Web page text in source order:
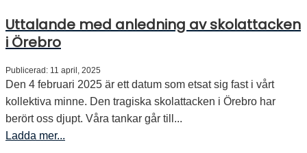
Uttalande med anledning av skolattacken
i Örebro
Publicerad: 11 april, 2025
Den 4 februari 2025 är ett datum som etsat sig fast i vårt
kollektiva minne. Den tragiska skolattacken i Örebro har
berört oss djupt. Våra tankar går till...
Ladda mer...